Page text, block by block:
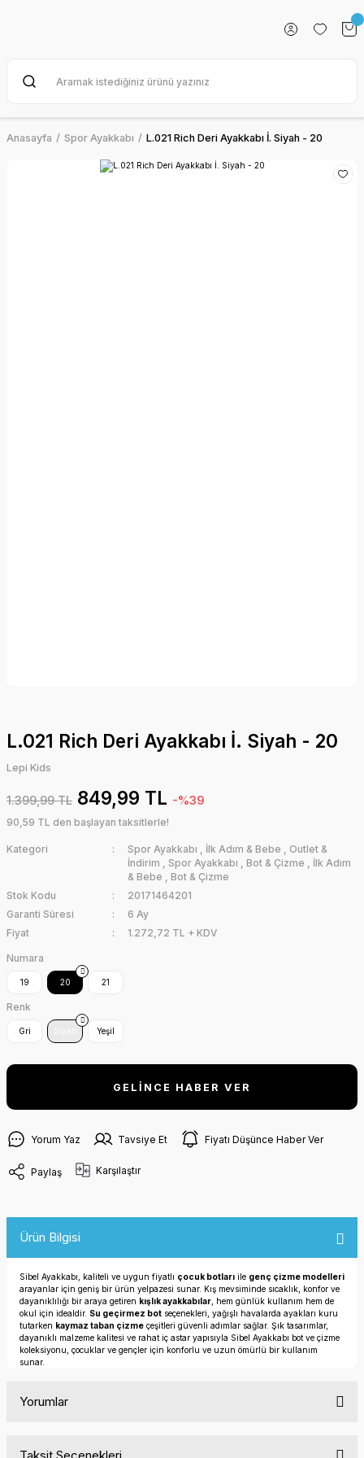
Anasayfa Spor Ayakkabı L.021 Rich Deri Ayakkabı İ. Siyah - 20
L.021 Rich Deri Ayakkabı İ. Siyah - 20
Lepi Kids
1.399,99 TL 849,99 TL -%39
90,59 TL den başlayan taksitlerle!
Kategori Spor Ayakkabı , İlk Adım & Bebe , Outlet &
İndirim , Spor Ayakkabı , Bot & Çizme , İlk Adım
& Bebe , Bot & Çizme
Stok Kodu
20171464201
Garanti Süresi
6 Ay
Fiyat
1.272,72 TL + KDV
Numara
19 20 21
Renk
Gri Yeşil
GELİNCE HABER VER
Yorum Yaz Tavsiye Et Fiyatı Düşünce Haber Ver
Paylaş Karşılaştır
Ürün Bilgisi
Sibel Ayakkabı, kaliteli ve uygun fiyatlı çocuk botları ile genç çizme modelleri
arayanlar için geniş bir ürün yelpazesi sunar. Kış mevsiminde sıcaklık, konfor ve
dayanıklılığı bir araya getiren kışlık ayakkabılar , hem günlük kullanım hem de
okul için idealdir. Su geçirmez bot seçenekleri, yağışlı havalarda ayakları kuru
tutarken kaymaz taban çizme çeşitleri güvenli adımlar sağlar. Şık tasarımlar,
dayanıklı malzeme kalitesi ve rahat iç astar yapısıyla Sibel Ayakkabı bot ve çizme
koleksiyonu, çocuklar ve gençler için konforlu ve uzun ömürlü bir kullanım
sunar.
Yorumlar